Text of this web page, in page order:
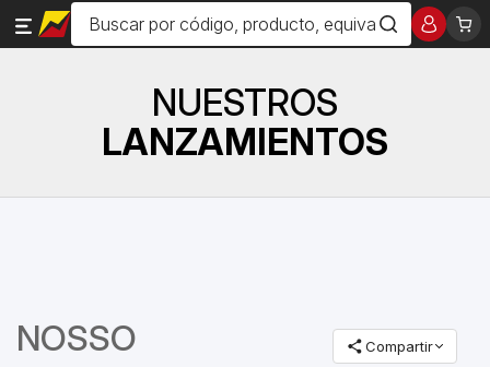
NUESTROS
LANZAMIENTOS
NOSSO Compartir